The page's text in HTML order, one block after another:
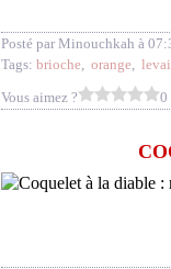
Posté par Minouchkah à
Tags: brioche, orange,
Vous aimez ?
0